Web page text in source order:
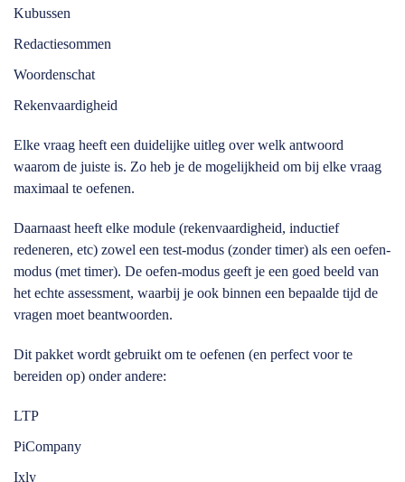
Kubussen
Redactiesommen
Woordenschat
Rekenvaardigheid
Elke vraag heeft een duidelijke uitleg over welk antwoord
waarom de juiste is. Zo heb je de mogelijkheid om bij elke vraag
maximaal te oefenen.
Daarnaast heeft elke module (rekenvaardigheid, inductief
redeneren, etc) zowel een test-modus (zonder timer) als een oefen-
modus (met timer). De oefen-modus geeft je een goed beeld van
het echte assessment, waarbij je ook binnen een bepaalde tijd de
vragen moet beantwoorden.
Dit pakket wordt gebruikt om te oefenen (en perfect voor te
bereiden op) onder andere:
LTP
PiCompany
Ixly